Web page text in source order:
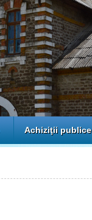
Achiziţii publice